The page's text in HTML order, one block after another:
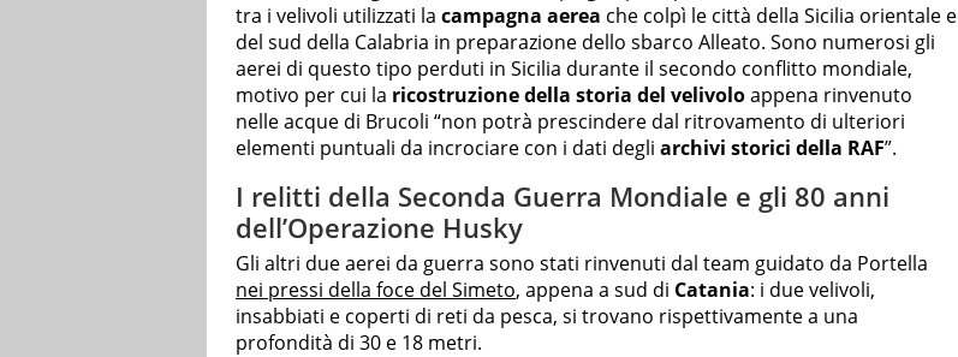
tra i velivoli utilizzati la campagna aerea che colpì le città della Sicilia orientale e
del sud della Calabria in preparazione dello sbarco Alleato. Sono numerosi gli
aerei di questo tipo perduti in Sicilia durante il secondo conflitto mondiale,
motivo per cui la ricostruzione della storia del velivoloappena rinvenuto
nelle acque di Brucoli “non potrà prescindere dal ritrovamento di ulteriori
elementi puntuali da incrociare con i dati degli archivi storici della RAF”.
I relitti della Seconda Guerra Mondiale e gli 80 anni
dell’Operazione Husky
Gli altri due aerei da guerra sono stati rinvenuti dal team guidato da Portella
nei pressi della foce del Simeto, appena a sud di Catania: i due velivoli,
insabbiati e coperti di reti da pesca, si trovano rispettivamente a una
profondità di 30 e 18 metri.